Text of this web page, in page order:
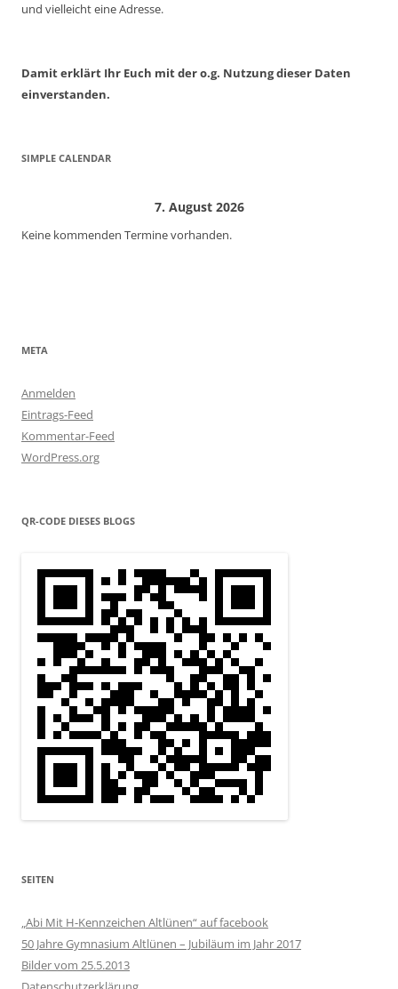
und vielleicht eine Adresse.
Damit erklärt Ihr Euch mit der o.g. Nutzung dieser Daten
einverstanden.
SIMPLE CALENDAR
7. August 2026
Keine kommenden Termine vorhanden.
META
Anmelden
Eintrags-Feed
Kommentar-Feed
WordPress.org
QR-CODE DIESES BLOGS
SEITEN
„Abi Mit H-Kennzeichen Altlünen“ auf facebook
50 Jahre Gymnasium Altlünen – Jubiläum im Jahr 2017
Bilder vom 25.5.2013